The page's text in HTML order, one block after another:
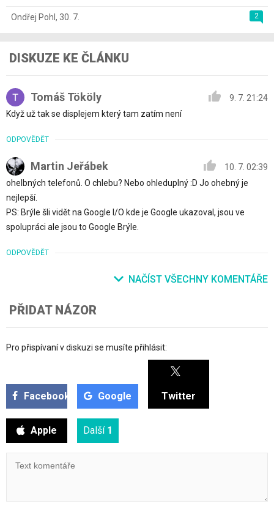
2
Ondřej Pohl , 30. 7.
DISKUZE KE ČLÁNKU
Tomáš Tököly
9. 7. 21:24
Když už tak se displejem který tam zatím není
ODPOVĚDĚT
Martin Jeřábek
10. 7. 02:39
ohelbných telefonů. O chlebu? Nebo ohleduplný :D Jo ohebný je
nejlepší.
PS: Brýle šli vidět na Google I/O kde je Google ukazoval, jsou ve
spolupráci ale jsou to Google Brýle.
ODPOVĚDĚT
NAČÍST VŠECHNY KOMENTÁŘE
PŘIDAT NÁZOR
Pro přispívaní v diskuzi se musíte přihlásit:
Facebook Google Twitter
Apple Další 1